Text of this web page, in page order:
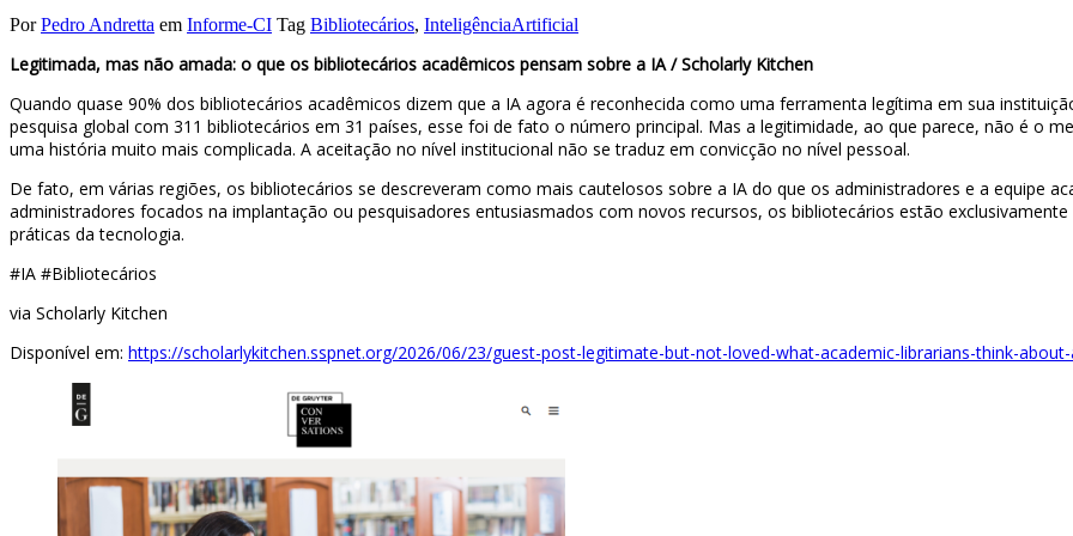
PorPedro Andretta em Informe-CI Tag Bibliotecários, InteligênciaArtificial
Legitimada, mas não amada: o que os bibliotecários acadêmicos pensam sobre a IA / Scholarly Kitchen
Quando quase 90% dos bibliotecários acadêmicos dizem que a IA agora é reconhecida como uma ferramenta legítima em sua
pesquisa global com 311 bibliotecários em 31 países, esse foi de fato o número principal. Mas a legitimidade, ao que parece, não é o
uma história muito mais complicada. A aceitação no nível institucional não se traduz em convicção no nível pessoal.
De fato, em várias regiões, os bibliotecários se descreveram como mais cautelosos sobre a IA do que os administradores e a equipe
administradores focados na implantação ou pesquisadores entusiasmados com novos recursos, os bibliotecários estão
práticas da tecnologia.
#IA #Bibliotecários
via Scholarly Kitchen
Disponível em: https://scholarlykitchen.sspnet.org/2026/06/23/guest-post-legitimate-but-not-loved-what-academic-librarians-think-